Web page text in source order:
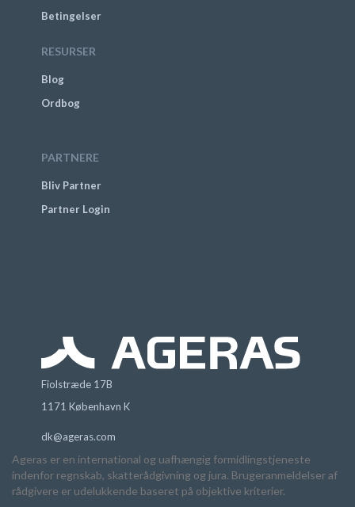
Betingelser
RESURSER
Blog
Ordbog
PARTNERE
Bliv Partner
Partner Login
Fiolstræde 17B
1171 København K
dk@ageras.com
Ageras er en international og uafhængig formidlingstjeneste
indenfor regnskab, skatterådgivning og jura. Brugeranmeldelser af
rådgivere er udelukkende baseret på objektive kriterier.